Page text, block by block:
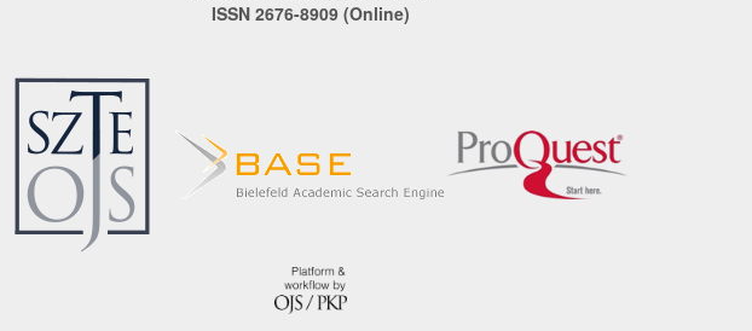
ISSN 2676-8909 (Online)